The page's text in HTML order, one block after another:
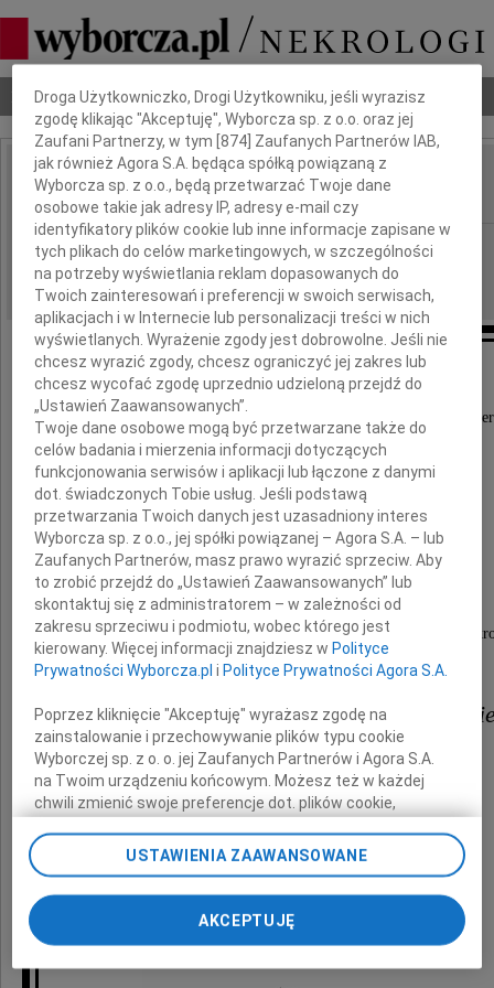
Nekrologi Odeszli Poradnik pogrzebowy
IMIĘ I NAZWISKO: Julita Pałczyńska
REGION: Radom
DATA EMISJI: 14.09.2021
Z głębokim żalem przyjęliśmy wiadomość o
naszej Koleżanki
Julity Pałczyńskiej
Na zawsze zapamiętamy
Jej przyjazny uśmiech, koleżeństwo i nadzwyczajną
Mężowi, Córce i całej
wyrazy głębokiego współczucia
składają
Zarząd, Koleżanki i Koledzy
z SIGNAL IDUNA
Dbamy o Twoją prywatność
Droga Użytkowniczko, Drogi Użytkowniku, jeśli wyrazisz
zgodę klikając "Akceptuję", Wyborcza sp. z o.o. oraz jej
Zaufani Partnerzy, w tym [874 ] Zaufanych Partnerów IAB,
jak również Agora S.A. będąca spółką powiązaną z
Wyborcza sp. z o.o., będą przetwarzać Twoje dane
osobowe takie jak adresy IP, adresy e-mail czy
identyfikatory plików cookie lub inne informacje zapisane w
tych plikach do celów marketingowych, w szczególności
na potrzeby wyświetlania reklam dopasowanych do
Twoich zainteresowań i preferencji w swoich serwisach,
aplikacjach i w Internecie lub personalizacji treści w nich
wyświetlanych. Wyrażenie zgody jest dobrowolne. Jeśli nie
chcesz wyrazić zgody, chcesz ograniczyć jej zakres lub
chcesz wycofać zgodę uprzednio udzieloną przejdź do
„Ustawień Zaawansowanych”.
Twoje dane osobowe mogą być przetwarzane także do
celów badania i mierzenia informacji dotyczących
funkcjonowania serwisów i aplikacji lub łączone z danymi
dot. świadczonych Tobie usług. Jeśli podstawą
przetwarzania Twoich danych jest uzasadniony interes
Wyborcza sp. z o.o., jej spółki powiązanej – Agora S.A. – lub
Zaufanych Partnerów, masz prawo wyrazić sprzeciw. Aby
to zrobić przejdź do „Ustawień Zaawansowanych” lub
skontaktuj się z administratorem – w zależności od
zakresu sprzeciwu i podmiotu, wobec którego jest
kierowany. Więcej informacji znajdziesz w Polityce
Prywatności Wyborcza.pl i Polityce Prywatności Agora S.A.
Poprzez kliknięcie "Akceptuję" wyrażasz zgodę na
zainstalowanie i przechowywanie plików typu cookie
Wyborczej sp. z o. o. jej Zaufanych Partnerów i Agora S.A.
na Twoim urządzeniu końcowym. Możesz też w każdej
chwili zmienić swoje preferencje dot. plików cookie,
preferencjami dot. przetwarzania danych poprzez
odnośnik „Ustawienia prywatności” w stopce serwisu i
przechodząc do sekcji „Ustawienia zaawansowane”.
Zmiana ustawień plików cookie możliwa jest także za
pomocą ustawień przeglądarki.
USTAWIENIA ZAAWANSOWANE
AKCEPTUJĘ